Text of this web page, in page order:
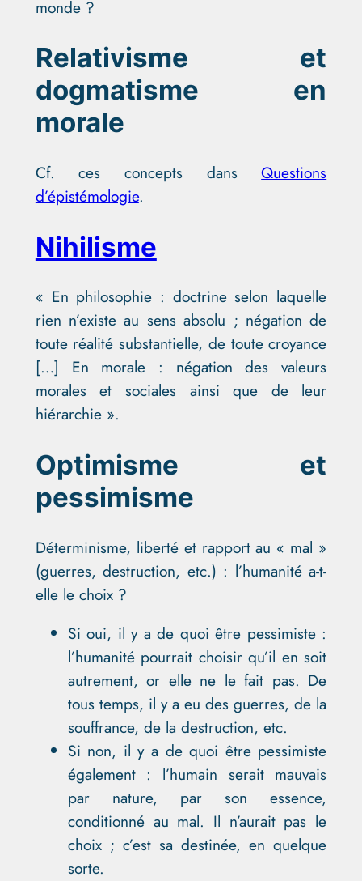
monde ?
Relativisme et
dogmatisme en
morale
Cf. ces concepts dansQuestions
d’épistémologie.
Nihilisme
« En philosophie : doctrine selon laquelle
rien n’existe au sens absolu ; négation de
toute réalité substantielle, de toute croyance
[…] En morale : négation des valeurs
morales et sociales ainsi que de leur
hiérarchie ».
Optimisme et
pessimisme
Déterminisme, liberté et rapport au « mal »
(guerres, destruction, etc.) : l’humanité a-t-
elle le choix ?
Si oui, il y a de quoi être pessimiste :
l’humanité pourrait choisir qu’il en soit
autrement, or elle ne le fait pas. De
tous temps, il y a eu des guerres, de la
souffrance, de la destruction, etc.
Si non, il y a de quoi être pessimiste
également : l’humain serait mauvais
par nature, par son essence,
conditionné au mal. Il n’aurait pas le
choix ; c’est sa destinée, en quelque
sorte.